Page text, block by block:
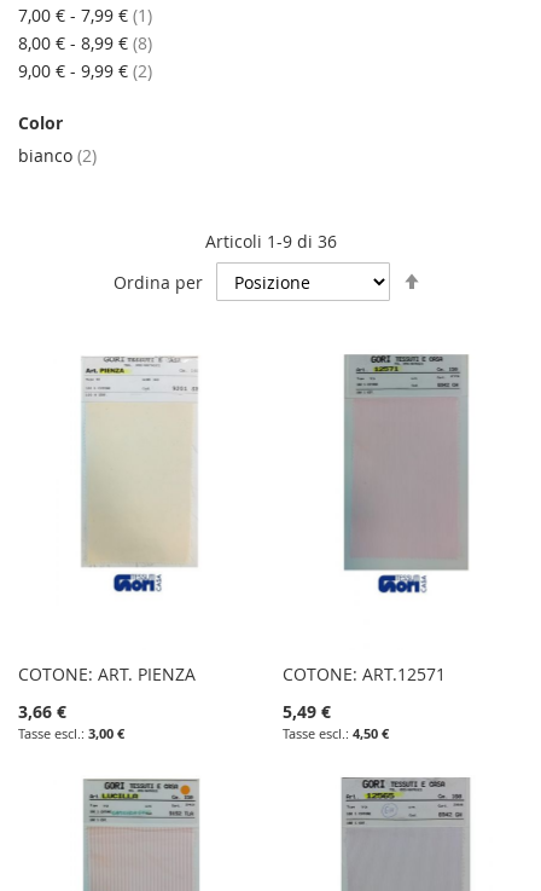
Articoli 1-9di 36
Ordina per
COTONE: ART. PIENZA
3,66 €
3,00 €
COTONE: ART.12571
5,49 €
4,50 €
7,00 € - 7,99 € 1elemento
8,00 € - 8,99 € 8elementi
9,00 € - 9,99 € 2elementi
Color
bianco 2elementi